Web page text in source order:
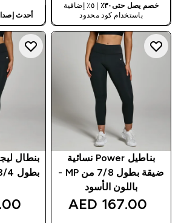
خصم يصل حتى٣٠٪
| ٥٪ إضافية
باستخدام كود محدود
أحدث
بناطيل Power نسائية
ضيقة بطول 7/8 من MP -
باللون الأسود
167.00 AED‎
AED‎